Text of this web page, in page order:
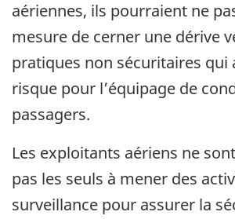
aériennes, ils pourraient ne
mesure de cerner une dérive
pratiques non sécuritaires qui
risque pour l’équipage de
passagers.
Les exploitants aériens ne
pas les seuls à mener des
surveillance pour assurer la